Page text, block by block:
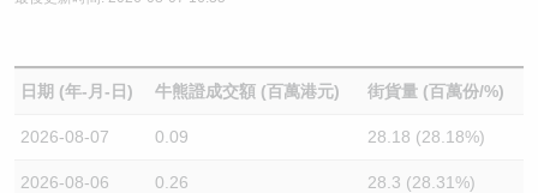
日期 (年-月-日) 牛熊證成交額 (百萬港元) 街貨量 (百萬份/%)
2026-08-07 0.09 28.18 (28.18%)
2026-08-06 0.26 28.3 (28.31%)